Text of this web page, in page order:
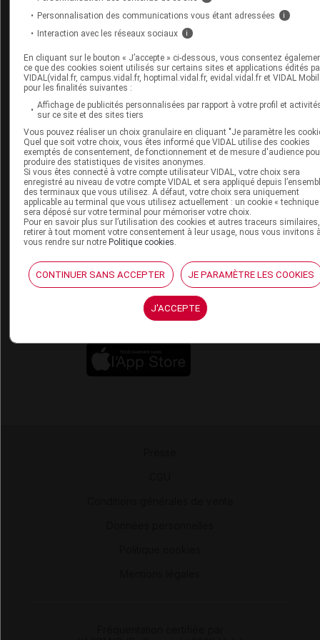
VIDAL widget
VIDAL Sécurisation
VIDAL e-Services
Qui sommes-nous ?
VIDAL France
Carrières
Charte éthique et
déontologique
Service client
Contact
Aide
Espace partenaires
Éditeurs de logiciel
VIDAL sur votre site
Vidal Mobile
Personnalisation des communications vous étant adressées i
Interaction avec les réseaux sociaux i
En cliquant sur le bouton « J’accepte » ci-dessous, vous consentez
ce que des cookies soient utilisés sur certains sites et applications édités
VIDAL(vidal.fr, campus.vidal.fr, hoptimal.vidal.fr, evidal.vidal.fr et VIDAL
pour les finalités suivantes :
Affichage de publicités personnalisées par rapport à votre profil et
sur ce site et des sites tiers
Vous pouvez réaliser un choix granulaire en cliquant "Je paramètre les
Quel que soit votre choix, vous êtes informé que VIDAL utilise des cookies
exemptés de consentement, de fonctionnement et de mesure d'audience
produire des statistiques de visites anonymes.
Si vous êtes connecté à votre compte utilisateur VIDAL, votre choix sera
enregistré au niveau de votre compte VIDAL et sera appliqué depuis
des terminaux que vous utilisez. A défaut, votre choix sera uniquement
applicable au terminal que vous utilisez actuellement : un cookie « technique
sera déposé sur votre terminal pour mémoriser votre choix.
Pour en savoir plus sur l’utilisation des cookies et autres traceurs
retirer à tout moment votre consentement à leur usage, nous vous invitons
vous rendre sur notre Politique cookies.
CONTINUER SANS ACCEPTER JE PARAMÈTRE LES COOKIES
J'ACCEPTE